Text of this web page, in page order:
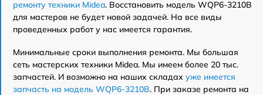
ремонту техники Midea. Восстановить модель WQP6-3210B
для мастеров не будет новой задачей. На все виды
проведенных работ у нас имеется гарантия.
Минимальные сроки выполнения ремонта. Мы большая
сеть мастерских техники Midea. Мы имеем более 20 тыс.
запчастей. И возможно на наших складах уже имеется
запчасть на модель WQP6-3210B. При заказе ремонта на